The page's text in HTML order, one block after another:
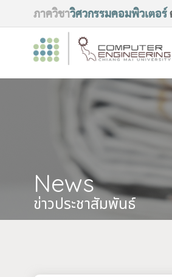
ภาควิชาวิศวกรรมคอมพิวเตอร์
News
ข่าวประชาสัมพันธ์